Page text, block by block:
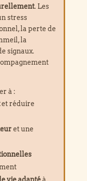
. Les
stress
la perte de
la
signaux.
à :
et réduire
et une